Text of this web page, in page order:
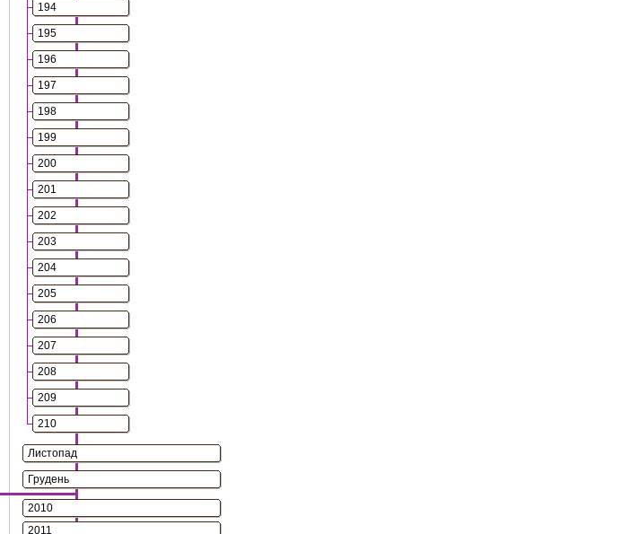
194
195
196
197
198
199
200
201
202
203
204
205
206
207
208
209
210
Листопад
Грудень
2010
2011